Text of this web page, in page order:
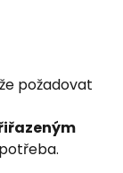
požadovat